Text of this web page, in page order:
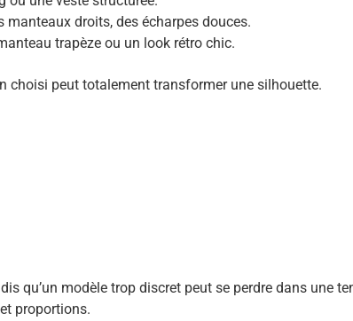
manteaux droits, des écharpes douces.
trapèze ou un look rétro chic.
choisi peut totalement transformer une silhouette.
qu’un modèle trop discret peut se perdre dans une
proportions.